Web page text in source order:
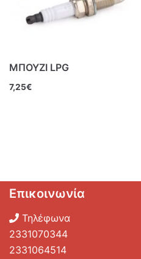
ΜΠΟΥΖΙ LPG
7,25€
Επικοινωνία
Τηλέφωνα
2331070344
2331064514